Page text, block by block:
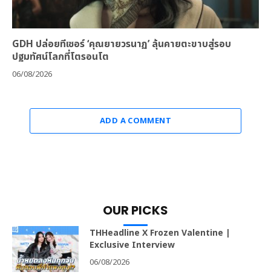
GDH ปล่อยทีเซอร์ ‘คุณยายวรนาฏ’ ลุ้นคายตะขาบสู่รอบ
ปฐมทัศน์โลกที่โตรอนโต
06/08/2026
ADD A COMMENT
OUR PICKS
THHeadline X Frozen Valentine |
Exclusive Interview
06/08/2026